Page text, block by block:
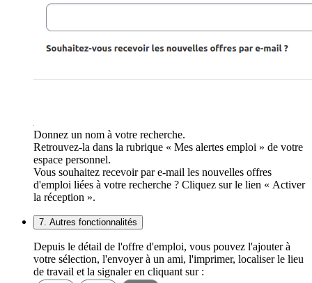
Donnez un nom à votre recherche.
Retrouvez-la dans la rubrique « Mes alertes emploi » de votre
espace personnel.
Vous souhaitez recevoir par e-mail les nouvelles offres
d'emploi liées à votre recherche ? Cliquez sur le lien « Activer
la réception ».
7. Autres fonctionnalités
Depuis le détail de l'offre d'emploi, vous pouvez l'ajouter à
votre sélection, l'envoyer à un ami, l'imprimer, localiser le lieu
de travail et la signaler en cliquant sur :